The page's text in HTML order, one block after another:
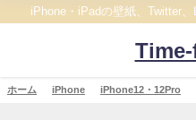
iPhone・iPadの壁紙、Twitter
ホーム iPhone iPhone12・12Pro